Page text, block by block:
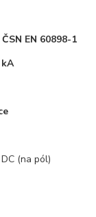
EN 60898-1
(na pól)